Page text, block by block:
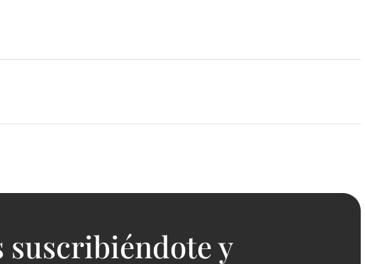
suscribiéndote y